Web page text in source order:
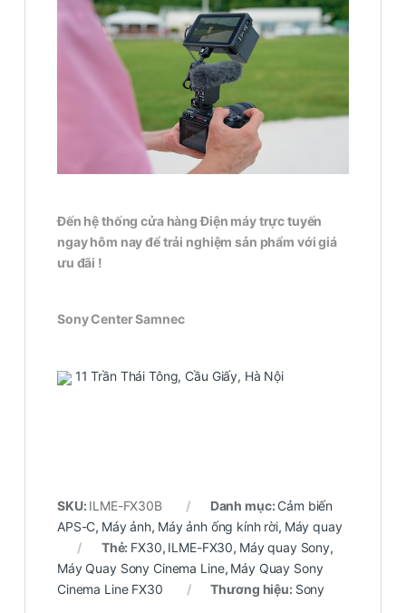
Đến hệ thống cửa hàng Điện máy trực tuyến
ngay hôm nay để trải nghiệm sản phẩm với giá
ưu đãi !
Sony Center Samnec
11 Trần Thái Tông, Cầu Giấy, Hà Nội
SKU: ILME-FX30B Danh mục: Cảm biến
APS-C, Máy ảnh, Máy ảnh ống kính rời, Máy quay
Thẻ: FX30, ILME-FX30, Máy quay Sony,
Máy Quay Sony Cinema Line, Máy Quay Sony
Cinema Line FX30
Thương hiệu: Sony